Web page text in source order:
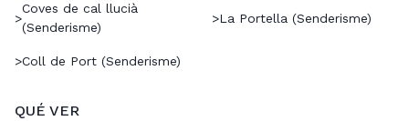
>
Coves de cal llucià
(Senderisme)
>La Portella (Senderisme)
>Coll de Port (Senderisme)
QUÉ VER